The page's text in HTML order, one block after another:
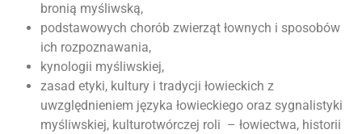
bronią myśliwską,
podstawowych chorób zwierząt łownych i sposobów
ich rozpoznawania,
kynologii myśliwskiej,
zasad etyki, kultury i tradycji łowieckich z
uwzględnieniem języka łowieckiego oraz sygnalistyki
myśliwskiej, kulturotwórczej roli – łowiectwa, historii